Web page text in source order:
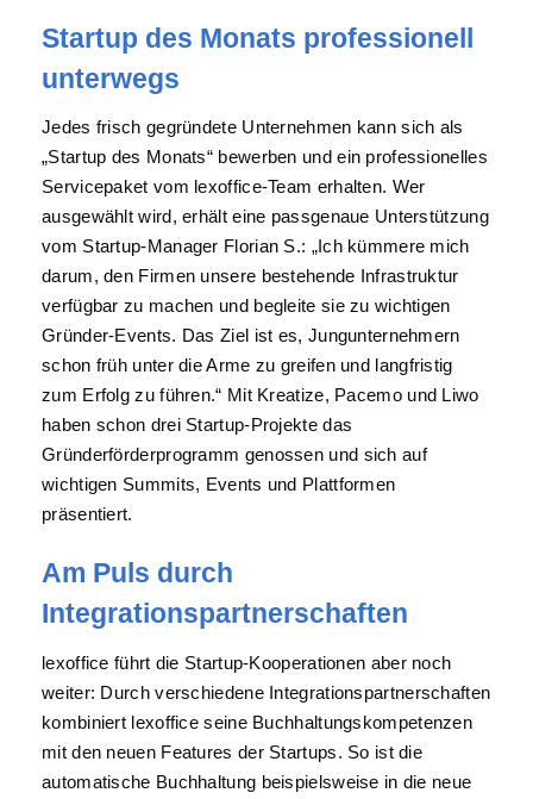
Startup des Monats professionell
unterwegs
Jedes frisch gegründete Unternehmen kann sich als
„Startup des Monats“ bewerben und ein professionelles
Servicepaket vom lexoffice-Team erhalten. Wer
ausgewählt wird, erhält eine passgenaue Unterstützung
vom Startup-Manager Florian S.: „Ich kümmere mich
darum, den Firmen unsere bestehende Infrastruktur
verfügbar zu machen und begleite sie zu wichtigen
Gründer-Events. Das Ziel ist es, Jungunternehmern
schon früh unter die Arme zu greifen und langfristig
zum Erfolg zu führen.“ Mit Kreatize, Pacemo und Liwo
haben schon drei Startup-Projekte das
Gründerförderprogramm genossen und sich auf
wichtigen Summits, Events und Plattformen
präsentiert.
Am Puls durch
Integrationspartnerschaften
lexoffice führt die Startup-Kooperationen aber noch
weiter: Durch verschiedene Integrationspartnerschaften
kombiniert lexoffice seine Buchhaltungskompetenzen
mit den neuen Features der Startups. So ist die
automatische Buchhaltung beispielsweise in die neue